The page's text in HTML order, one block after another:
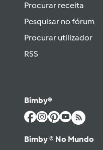
Procurar receita
Pesquisar no fórum
Procurar utilizador
RSS
Bimby®
Bimby ® No Mundo